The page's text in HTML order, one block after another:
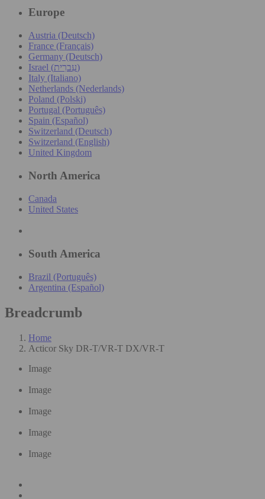
Europe
Austria (Deutsch)
France (Français)
Germany (Deutsch)
Israel (עִברִית)
Italy (Italiano)
Netherlands (Nederlands)
Poland (Polski)
Portugal (Português)
Spain (Español)
Switzerland (Deutsch)
Switzerland (English)
United Kingdom
North America
Canada
United States
South America
Brazil (Português)
Argentina (Español)
Breadcrumb
Home
Acticor Sky DR-T/VR-T DX/VR-T
Image
Image
Image
Image
Image